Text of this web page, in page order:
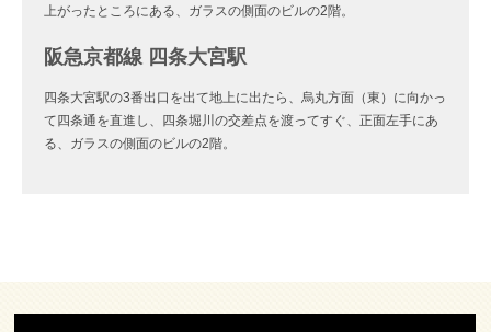
上がったところにある、ガラスの側面のビルの2階。
阪急京都線 四条大宮駅
四条大宮駅の3番出口を出て地上に出たら、烏丸方面（東）に向かっ
て四条通を直進し、四条堀川の交差点を渡ってすぐ、正面左手にあ
る、ガラスの側面のビルの2階。